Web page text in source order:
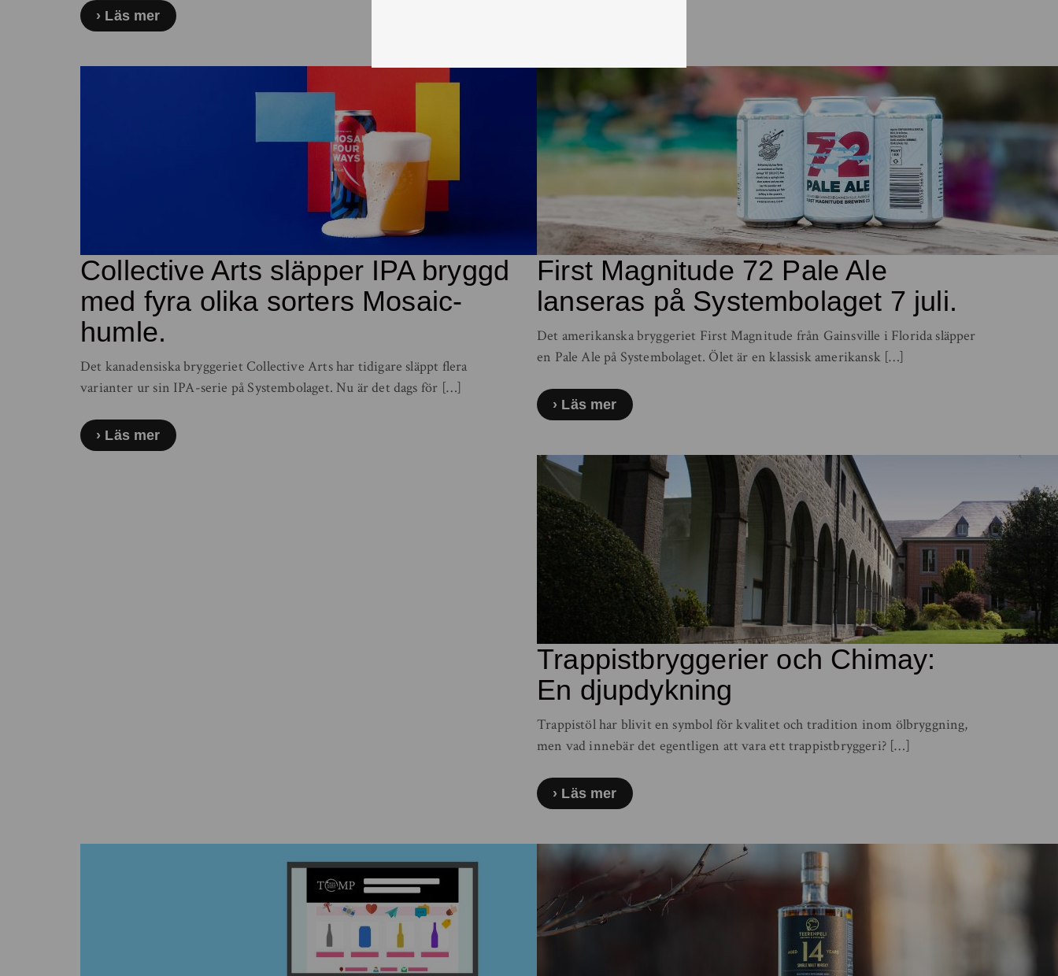
Läs mer
Collective Arts släpper IPA bryggd
med fyra olika sorters Mosaic-
humle.
Det kanadensiska bryggeriet Collective Arts har tidigare släppt flera
varianter ur sin IPA-serie på Systembolaget. Nu är det dags för […]
Läs mer
First Magnitude 72 Pale Ale
lanseras på Systembolaget 7 juli.
Det amerikanska bryggeriet First Magnitude från Gainsville i Florida släpper
en Pale Ale på Systembolaget. Ölet är en klassisk amerikansk […]
Läs mer
Trappistbryggerier och Chimay:
En djupdykning
Trappistöl har blivit en symbol för kvalitet och tradition inom ölbryggning,
men vad innebär det egentligen att vara ett trappistbryggeri? […]
Läs mer